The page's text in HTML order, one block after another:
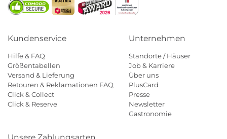
Kundenservice
Hilfe & FAQ
Größentabellen
Versand & Lieferung
Retouren & Reklamationen FAQ
Click & Collect
Click & Reserve
Unternehmen
Standorte / Häuser
Job & Karriere
Über uns
PlusCard
Presse
Newsletter
Gastronomie